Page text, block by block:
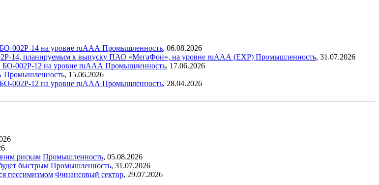
002Р-14 на уровне ruAAА Промышленность, 06.08.2026
14, планируемым к выпуску ПАО «МегаФон», на уровне ruAAА (EXP) Промышленность, 31.07.2026
002Р-12 на уровне ruAAА Промышленность, 17.06.2026
Промышленность, 15.06.2026
002Р-12 на уровне ruAAА Промышленность, 28.04.2026
рискам Промышленность, 05.08.2026
быстрым Промышленность, 31.07.2026
пессимизмом Финансовый сектор, 29.07.2026